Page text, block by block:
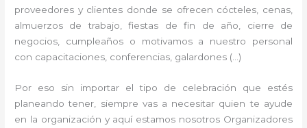
proveedores y clientes donde se ofrecen cócteles, cenas,
almuerzos de trabajo, fiestas de fin de año, cierre de
negocios, cumpleaños o motivamos a nuestro personal
con capacitaciones, conferencias, galardones (…)
Por eso sin importar el tipo de celebración que estés
planeando tener, siempre vas a necesitar quien te ayude
en la organización y aquí estamos nosotros Organizadores